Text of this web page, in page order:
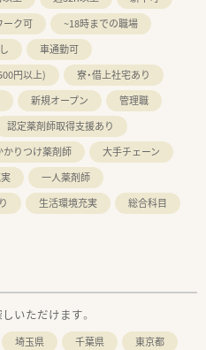
ーク可
~18時までの職場
車通勤可
円以上)
寮・借上社宅あり
新規オープン
管理職
認定薬剤師取得支援あり
かりつけ薬剤師
大手チェーン
一人薬剤師
生活環境充実
総合科目
いただけます。
埼玉県 千葉県
東京都